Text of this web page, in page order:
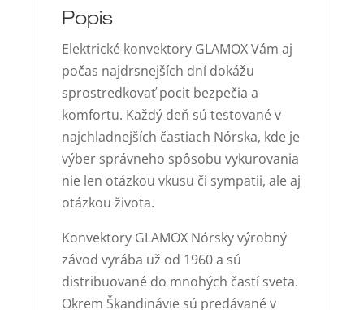
Popis
Elektrické konvektory GLAMOX Vám aj
počas najdrsnejších dní dokážu
sprostredkovať pocit bezpečia a
komfortu. Každý deň sú testované v
najchladnejších častiach Nórska, kde je
výber správneho spôsobu vykurovania
nie len otázkou vkusu či sympatii, ale aj
otázkou života.
Konvektory GLAMOX Nórsky výrobný
závod vyrába už od 1960 a sú
distribuované do mnohých častí sveta.
Okrem Škandinávie sú predávané v